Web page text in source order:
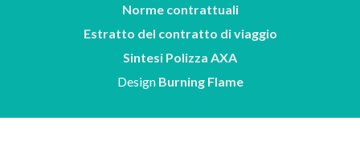
Norme contrattuali
Estratto del contratto di viaggio
Sintesi Polizza AXA
Design Burning Flame